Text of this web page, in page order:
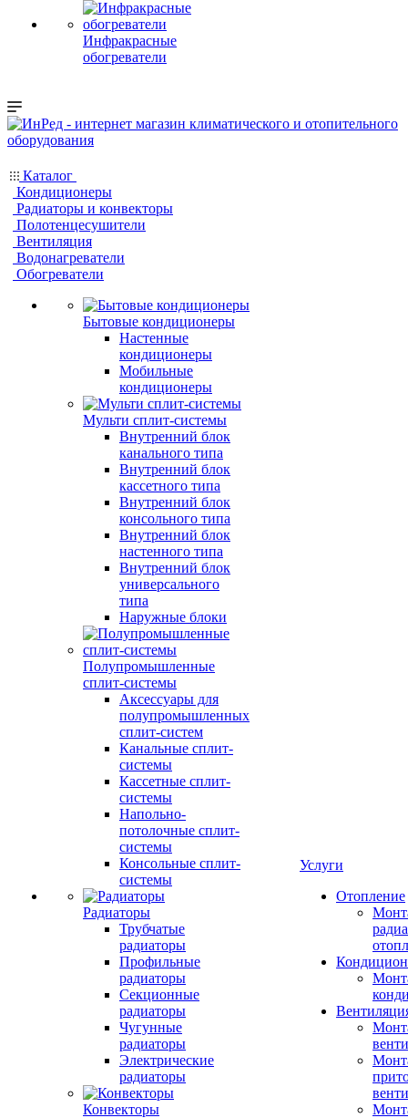
Инфракрасные
обогреватели
Каталог
Кондиционеры
Радиаторы и конвекторы
Полотенцесушители
Вентиляция
Водонагреватели
Обогреватели
Бытовые кондиционеры
Настенные
кондиционеры
Мобильные
кондиционеры
Мульти сплит-системы
Внутренний блок
канального типа
Внутренний блок
кассетного типа
Внутренний блок
консольного типа
Внутренний блок
настенного типа
Внутренний блок
универсального
типа
Наружные блоки
Полупромышленные
сплит-системы
Аксессуары для
полупромышленных
сплит-систем
Канальные сплит-
системы
Кассетные сплит-
системы
Напольно-
потолочные сплит-
системы
Консольные сплит-
системы
Радиаторы
Трубчатые
радиаторы
Профильные
радиаторы
Секционные
радиаторы
Чугунные
радиаторы
Электрические
радиаторы
Конвекторы
Услуги
Отопление